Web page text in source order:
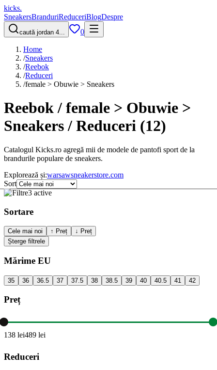
kicks.
SneakersBranduriReduceriBlogDespre
caută jordan 4... 0
Home
/Sneakers
/Reebok
/Reduceri
/female > Obuwie > Sneakers
Reebok / female > Obuwie >
Sneakers / Reduceri (12)
Catalogul Kicks.ro agregă mii de modele de pantofi sport de la
brandurile populare de sneakers.
Explorează și:warsawsneakerstore.com
Sort
Filtre3 active
Sortare
Cele mai noi ↑ Preț
↓ Preț
Șterge filtrele
Mărime EU
35 36 36.5 37 37.5 38 38.5 39 40 40.5 41 42
Preț
138 lei489 lei
Reduceri